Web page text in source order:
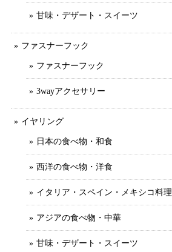
甘味・デザート・スイーツ
ファスナーフック
ファスナーフック
3wayアクセサリー
イヤリング
日本の食べ物・和食
西洋の食べ物・洋食
イタリア・スペイン・メキシコ料理
アジアの食べ物・中華
甘味・デザート・スイーツ